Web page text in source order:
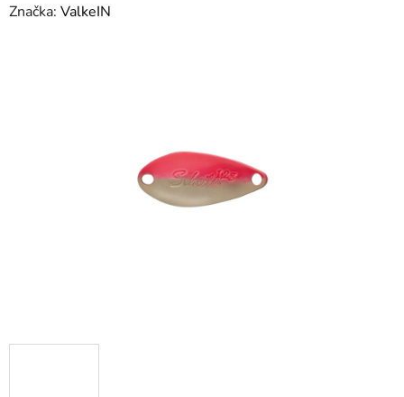
hodnocení
Značka: ValkeIN